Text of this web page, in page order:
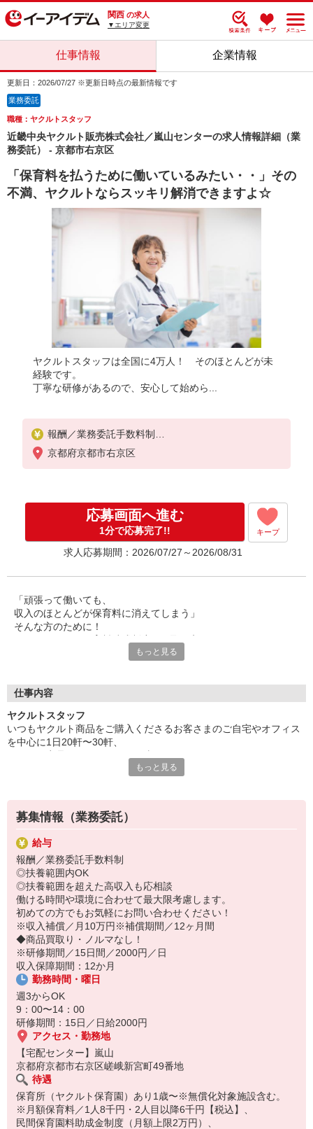
関西 の求人
▼エリア変更
仕事情報 企業情報
更新日：2026/07/27 ※更新日時点の最新情報です
業務委託
職種：ヤクルトスタッフ
近畿中央ヤクルト販売株式会社／嵐山センターの求人情報詳細（業
務委託） - 京都市右京区
「保育料を払うために働いているみたい・・」その
不満、ヤクルトならスッキリ解消できますよ☆
ヤクルトスタッフは全国に4万人！ そのほとんどが未
経験です。
丁寧な研修があるので、安心して始めら...
報酬／業務委託手数料制
◎扶養範囲内OK
◎扶養範囲を超えた高収入も応相談
※収入補償／月10万円※補償期間／12ヶ月間
◆商品買取り・ノルマなし！
※研修期間／15日間／2000円／日
収入保障期間：12か月
京都府京都市右京区
応募画面へ進む
1分で応募完了!! キープ
求人応募期間：2026/07/27～2026/08/31
「頑張って働いても、
収入のほとんどが保育料に消えてしまう」
そんな方のために！
一般の保育園に子どもを預けている方をバックアップ◎
◆急なお休みにもスタッフ同士で快くフォロー
など、働くママの多いヤクルトならではの
仕事×育児のお悩みをスッキリ解決に導きます☆
もっと見る
仕事内容
ヤクルトスタッフ
いつもヤクルト商品をご購入くださるお客さまのご自宅やオフィス
を中心に1日20軒〜30軒、
商品を通じてお客さまとふれあう楽しさ、健康的な生活にお役立ち
す！
〜ヤクルトスタッフの1日〜
2児の母として仕事と家庭の両立をしているHさん。
実際のワークスタイルを、一例としてご紹介いたします！
※時間は地域によって異なります。
8:10 保育所にお子さまをお預け
8:20 宅配センターに到着、お届けの準備
8:30 朝礼が終わったら出発
13:00 お届け修了、翌日準備、集計作業
14:30お仕事修了
保育所にお子さまを迎えに行って帰宅
☆ココがPoint☆
・職場の近くに保育所（保育園、幼稚園、託児所）があるから、送
り迎えの時間の心配がいりません！
・保育料補助制度があります！
・家事・夕食の支度なども余裕をもってできます！
もっと見る
募集情報（業務委託）
給与
報酬／業務委託手数料制
◎扶養範囲内OK
◎扶養範囲を超えた高収入も応相談
働ける時間や環境に合わせて最大限考慮します。
初めての方でもお気軽にお問い合わせください！
※収入補償／月10万円※補償期間／12ヶ月間
◆商品買取り・ノルマなし！
※研修期間／15日間／2000円／日
収入保障期間：12か月
勤務時間・曜日
週3からOK
9：00〜14：00
研修期間：15日／日給2000円
アクセス・勤務地
【宅配センター】嵐山
京都府京都市右京区嵯峨新宮町49番地
待遇
保育所（ヤクルト保育園）あり1歳〜※無償化対象施設含む。
※月額保育料／1人8千円・2人目以降6千円【税込】、
民間保育園料助成金制度（月額上限2万円）、